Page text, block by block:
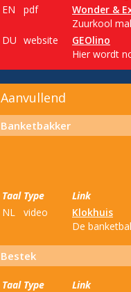
EN
pdf
Wonder &
Zuurkool
DU website
GEOlino
Hier wordt
Aanvullend
Banketbakker
Taal Type
Link
NL
video
Klokhuis
De
Bestek
Taal Type
Link